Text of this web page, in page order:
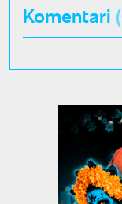
Komentari